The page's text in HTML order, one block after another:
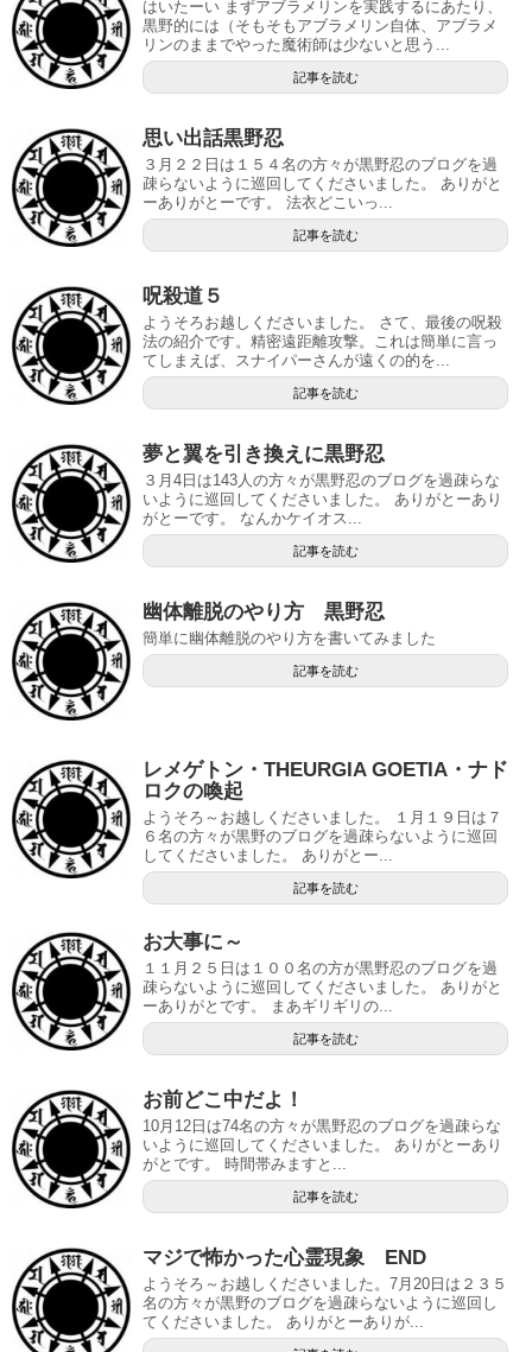
はいたーい まずアブラメリンを実践するにあたり、
黒野的には（そもそもアブラメリン自体、アブラメ
リンのままでやった魔術師は少ないと思う...
記事を読む
思い出話黒野忍
３月２２日は１５４名の方々が黒野忍のブログを過
疎らないように巡回してくださいました。 ありがと
ーありがとーです。 法衣どこいっ...
記事を読む
呪殺道５
ようそろお越しくださいました。 さて、最後の呪殺
法の紹介です。精密遠距離攻撃。これは簡単に言っ
てしまえば、スナイパーさんが遠くの的を...
記事を読む
夢と翼を引き換えに黒野忍
３月4日は143人の方々が黒野忍のブログを過疎らな
いように巡回してくださいました。 ありがとーあり
がとーです。 なんかケイオス...
記事を読む
幽体離脱のやり方 黒野忍
簡単に幽体離脱のやり方を書いてみました
記事を読む
レメゲトン・THEURGIA GOETIA・ナド
ロクの喚起
ようそろ～お越しくださいました。 １月１９日は７
６名の方々が黒野のブログを過疎らないように巡回
してくださいました。 ありがとー...
記事を読む
お大事に～
１１月２５日は１００名の方が黒野忍のブログを過
疎らないように巡回してくださいました。 ありがと
ーありがとです。 まあギリギリの...
記事を読む
お前どこ中だよ！
10月12日は74名の方々が黒野忍のブログを過疎らな
いように巡回してくださいました。 ありがとーあり
がとです。 時間帯みますと...
記事を読む
マジで怖かった心霊現象 END
ようそろ～お越しくださいました。7月20日は２３５
名の方々が黒野のブログを過疎らないように巡回し
てくださいました。 ありがとーありが...